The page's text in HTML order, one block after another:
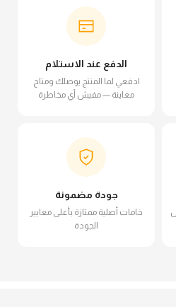
الدفع عند الاستلام
ادفعي لما المنتج يوصلك ومتاح
معاينة — مفيش أي مخاطرة
بكل
جودة مضمونة
خامات أصلية ممتازة بأعلى معايير
الجودة